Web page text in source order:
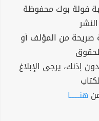
فولة بوك محفوظة
صريحة من المؤلف أو
إذنك، يرجى الإبلاغ
هنــــــا